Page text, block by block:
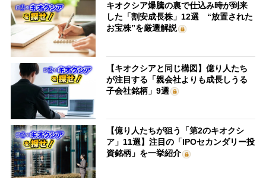
キオクシア爆騰の裏で仕込み時が到来
した「割安成長株」12選 “放置された
お宝株”を厳選解説
【キオクシアと同じ構図】億り人たち
が注目する「親会社よりも成長しうる
子会社銘柄」9選
【億り人たちが狙う「第2のキオクシ
ア」11選】注目の「IPOセカンダリー投
資銘柄」を一挙紹介